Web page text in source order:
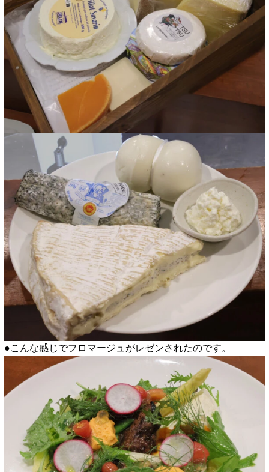
●こんな感じでフロマージュがレゼンされたのです。